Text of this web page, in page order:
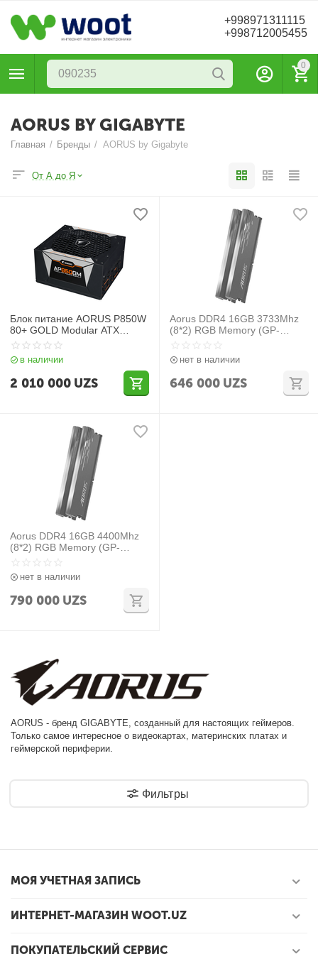
+998971311115
+998712005455
0
AORUS BY GIGABYTE
Главная / Бренды / AORUS by Gigabyte
AORUS - бренд GIGABYTE, созданный для настоящих геймеров.
Только самое интересное о видеокартах, материнских платах и
геймерской периферии.
От А до Я
Блок питание AORUS P850W
80+ GOLD Modular ATX
Power Supply
в наличии
2 010 000 UZS
Aorus DDR4 16GB 3733Mhz
(8*2) RGB Memory (GP-
нет в наличии
646 000 UZS
Aorus DDR4 16GB 4400Mhz
(8*2) RGB Memory (GP-
нет в наличии
790 000 UZS
Фильтры
МОЯ УЧЕТНАЯ ЗАПИСЬ
ИНТЕРНЕТ-МАГАЗИН WOOT.UZ
ПОКУПАТЕЛЬСКИЙ СЕРВИС